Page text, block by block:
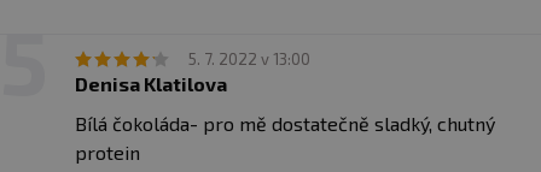
V produktu se vyskytuje obsah BCAA ve výši 21900 mg
kyseliny glutamové ve výši 16500 mg/100 g bílkovin.
5. 7. 2022 v 13:00
Denisa Klatilova
Bílá čokoláda- pro mě dostatečně sladký, chutný
protein